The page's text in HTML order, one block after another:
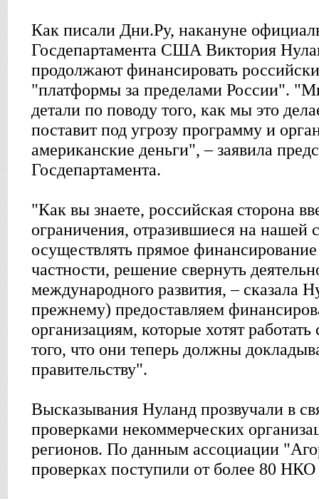
Как писали Дни.Ру, накануне
Госдепартамента США Виктория
продолжают финансировать
"платформы за пределами России".
детали по поводу того, как мы это
поставит под угрозу программу и
американские деньги", – заявила
Госдепартамента.
"Как вы знаете, российская сторона
ограничения, отразившиеся на нашей
осуществлять прямое
частности, решение свернуть
международного развития, – сказала
прежнему) предоставляем
организациям, которые хотят
того, что они теперь должны
правительству".
Высказывания Нуланд прозвучали в
проверками некоммерческих
регионов. По данным ассоциации
проверках поступили от более 80 НКО